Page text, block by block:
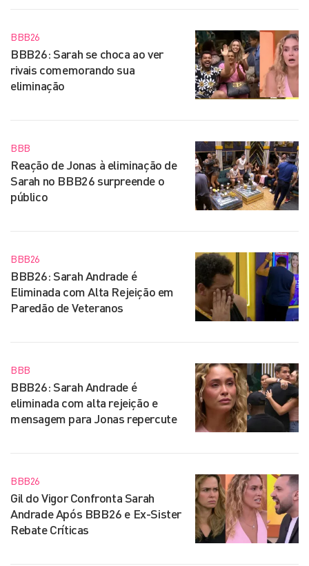
BBB26
BBB26: Sarah se choca ao ver
rivais comemorando sua
eliminação
BBB
Reação de Jonas à eliminação de
Sarah no BBB26 surpreende o
público
BBB26
BBB26: Sarah Andrade é
Eliminada com Alta Rejeição em
Paredão de Veteranos
BBB
BBB26: Sarah Andrade é
eliminada com alta rejeição e
mensagem para Jonas repercute
BBB26
Gil do Vigor Confronta Sarah
Andrade Após BBB26 e Ex-Sister
Rebate Críticas